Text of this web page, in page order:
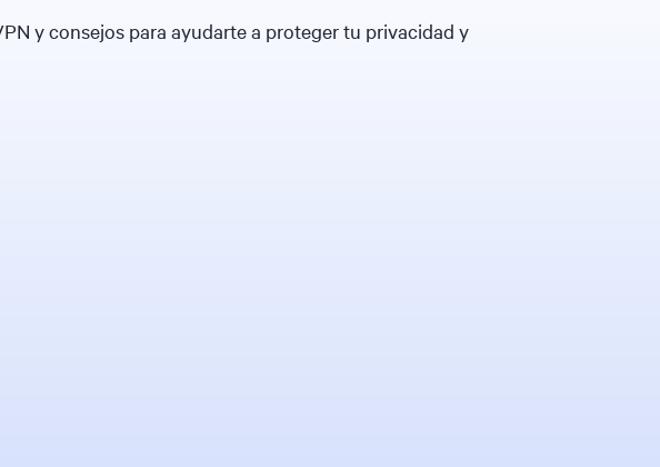
y consejos para ayudarte a proteger tu privacidad y